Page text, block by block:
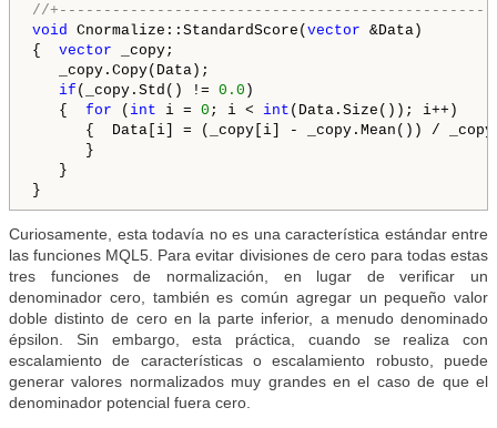
//
void
Cnormalize::StandardScore(vector &Data)
{ vector _copy;
_copy.Copy(Data);
if (_copy.Std() != 0.0 )
{ for ( int i = 0 ; i < int (Data.Size()); i++)
{  Data[i] = (_copy[i] - _copy.Mean()) /
}
}
}
Curiosamente, esta todavía no es una característica estándar entre
las funciones MQL5. Para evitar divisiones de cero para todas estas
tres funciones de normalización, en lugar de verificar un
denominador cero, también es común agregar un pequeño valor
doble distinto de cero en la parte inferior, a menudo denominado
épsilon. Sin embargo, esta práctica, cuando se realiza con
escalamiento de características o escalamiento robusto, puede
generar valores normalizados muy grandes en el caso de que el
denominador potencial fuera cero.